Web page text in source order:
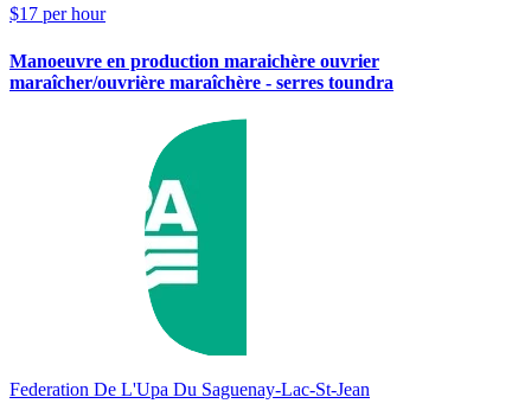
$17 per hour
Manoeuvre en production maraichère ouvrier
maraîcher/ouvrière maraîchère - serres toundra
Federation De L'Upa Du Saguenay-Lac-St-Jean